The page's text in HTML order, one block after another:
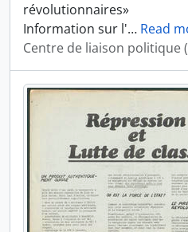
révolutionnaires»
Information sur l'… Read
Centre de liaison politique